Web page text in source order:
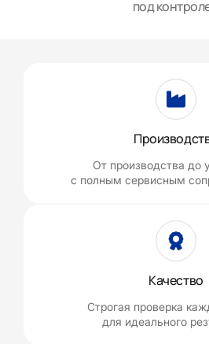
под
От производства до
с полным сервисным
Качество
Строгая проверка
для идеального